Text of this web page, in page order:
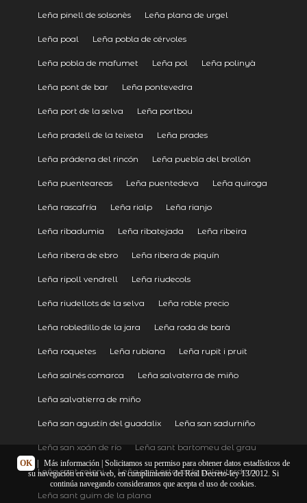
Leña pinell de solsonès Leña plana de urgel
Leña poal Leña pobla de cérvoles
Leña pobla de mafumet Leña pol Leña polinyà
Leña pont de bar Leña pontevedra
Leña port de la selva Leña portbou
Leña pradell de la teixeta Leña prades
Leña prádena del rincón Leña puebla del brollón
Leña puenteareas Leña puentedeva Leña quiroga
Leña rascafría Leña rialp Leña rianjo
Leña ribadumia Leña ribatejada Leña ribeira
Leña ribera de ebro Leña ribera de piquín
Leña ripoll vendrell Leña riudecols
Leña riudellots de la selva Leña roble precio
Leña robledillo de la jara Leña roda de barà
Leña roquetes Leña rubiana Leña rupit i pruit
Leña salnés comarca Leña salvaterra de miño
Leña salvatierra de miño
Leña san agustín del guadalix Leña san sadurniño
Leña san xoán de río Leña sant bartomeu del grau
Leña sant celoni Leña sant esteve de palautordera
Leña sant guim de la plana
OK Más información| Solicitamos su permiso para obtener datos estadísticos de
su navegación en esta web, en cumplimiento del Real Decreto-ley 13/2012. Si
continúa navegando consideramos que acepta el uso de cookies.